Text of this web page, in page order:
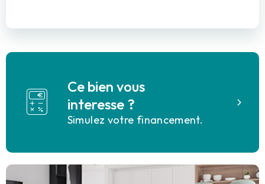
Ce bien vous
interesse ?
Simulez votre financement.